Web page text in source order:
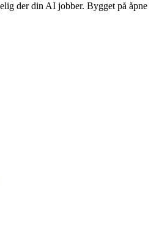
der din AI jobber. Bygget på åpne